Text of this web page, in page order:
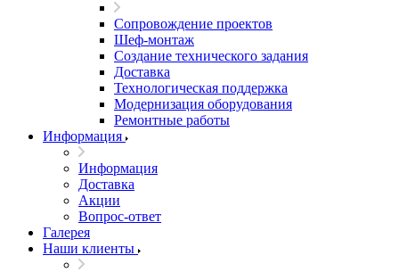
Сопровождение проектов
Шеф-монтаж
Создание технического задания
Доставка
Технологическая поддержка
Модернизация оборудования
Ремонтные работы
Информация
Информация
Доставка
Акции
Вопрос-ответ
Галерея
Наши клиенты